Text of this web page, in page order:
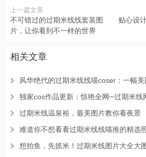
上一篇文章
不可错过的过期米线线套装图
片，让你看到不一样的世界
贴心设
相关文章
风华绝代的过期米线线喵coser：一幅美图
独家cos作品更新：惊艳全网─过期米线
过期米线温泉裕，最美图片教你看夜景
难道你不想看看过期米线线喵推的精选
想拍鱼，先抓米！过期米线图片大全大